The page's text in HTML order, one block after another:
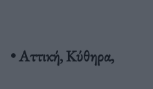
• Αττική, Κύθηρα,